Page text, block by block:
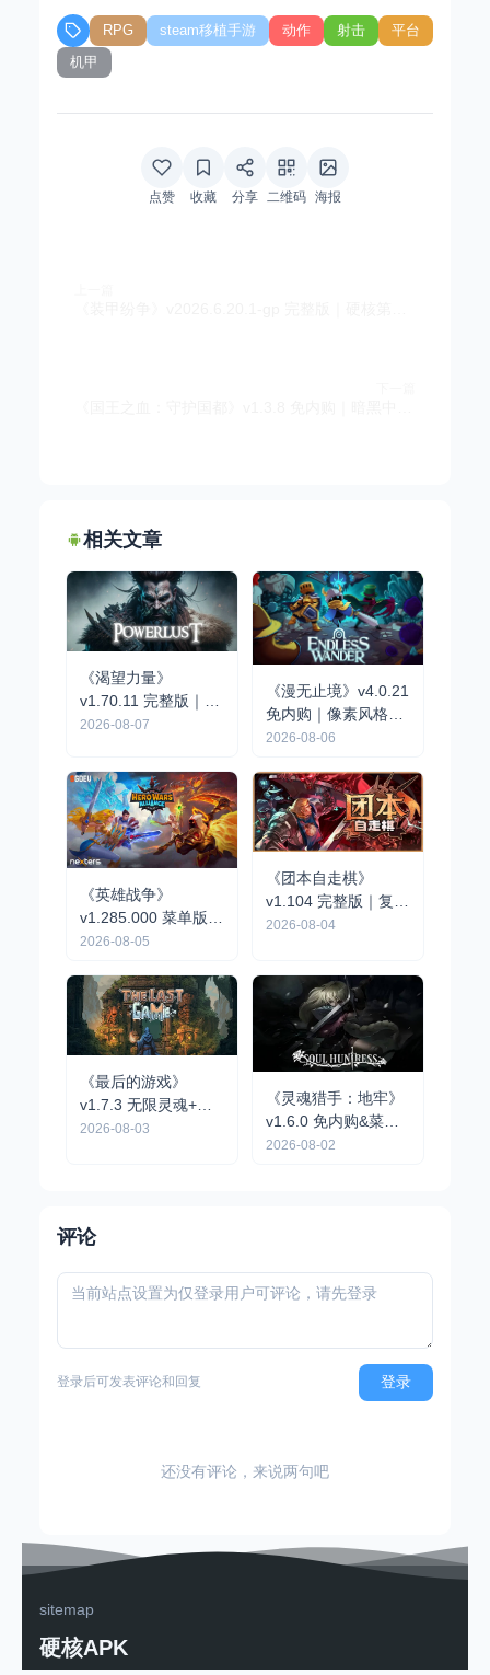
RPG steam移植手游 动作 射击
平台
机甲
点赞 收藏 分享 二维码 海报
相关文章
《渴望力量》
v1.70.11 完整版｜开
放世界动作RPG手游
2026-08-07
《漫无止境》v4.0.21
免内购｜像素风格肉
鸽RPG手游
2026-08-06
《英雄战争》
v1.285.000 菜单版 |
战略战术RPG手游
2026-08-05
《团本自走棋》
v1.104 完整版｜复古
队伍制肉鸽自走棋手
2026-08-04
《最后的游戏》
v1.7.3 无限灵魂+完
整版｜肉鸽弹幕动作
2026-08-03
《灵魂猎手：地牢》
v1.6.0 免内购&菜单
版 | 黑暗幻想风动作
2026-08-02
评论
登录后可发表评论和回复 登录
还没有评论，来说两句吧
sitemap
硬核APK